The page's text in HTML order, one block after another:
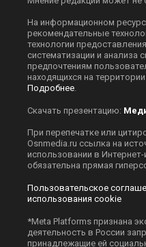
На информационном
рекомендательные
технологии
систематизации и анализа
предпочтениям
находящихся на
Подробнее
Скачать презентацию:
При перепечатке или
Оsnmedia.ru ссылка на
использовании в Интернет-
обязательна прямая
Пользовательское
использования cookie
*Meta Platforms признана
деятельность в России
принадлежащие ей